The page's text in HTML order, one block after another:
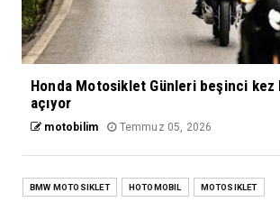
Honda Motosiklet Günleri beşinci kez
açıyor
motobilim Temmuz 05, 2026
BMW MOTOSIKLET HOTOMOBIL MOTOSIKLET